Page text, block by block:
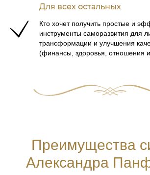
Для всех остальных
Кто хочет получить простые и
инструменты саморазвития для
трансформации и улучшения
(финансы, здоровья, отношения и
Преимущества
Александра